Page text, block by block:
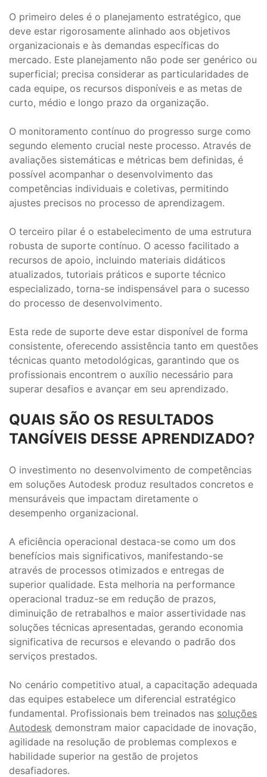
O primeiro deles é o planejamento estratégico, que
deve estar rigorosamente alinhado aos objetivos
organizacionais e às demandas específicas do
mercado. Este planejamento não pode ser genérico ou
superficial; precisa considerar as particularidades de
cada equipe, os recursos disponíveis e as metas de
curto, médio e longo prazo da organização.
O monitoramento contínuo do progresso surge como
segundo elemento crucial neste processo. Através de
avaliações sistemáticas e métricas bem definidas, é
possível acompanhar o desenvolvimento das
competências individuais e coletivas, permitindo
ajustes precisos no processo de aprendizagem.
O terceiro pilar é o estabelecimento de uma estrutura
robusta de suporte contínuo. O acesso facilitado a
recursos de apoio, incluindo materiais didáticos
atualizados, tutoriais práticos e suporte técnico
especializado, torna-se indispensável para o sucesso
do processo de desenvolvimento.
Esta rede de suporte deve estar disponível de forma
consistente, oferecendo assistência tanto em questões
técnicas quanto metodológicas, garantindo que os
profissionais encontrem o auxílio necessário para
superar desafios e avançar em seu aprendizado.
QUAIS SÃO OS RESULTADOS
TANGÍVEIS DESSE APRENDIZADO?
O investimento no desenvolvimento de competências
em soluções Autodesk produz resultados concretos e
mensuráveis que impactam diretamente o
desempenho organizacional.
A eficiência operacional destaca-se como um dos
benefícios mais significativos, manifestando-se
através de processos otimizados e entregas de
superior qualidade. Esta melhoria na performance
operacional traduz-se em redução de prazos,
diminuição de retrabalhos e maior assertividade nas
soluções técnicas apresentadas, gerando economia
significativa de recursos e elevando o padrão dos
serviços prestados.
No cenário competitivo atual, a capacitação adequada
das equipes estabelece um diferencial estratégico
fundamental. Profissionais bem treinados nas soluções
Autodesk demonstram maior capacidade de inovação,
agilidade na resolução de problemas complexos e
habilidade superior na gestão de projetos
desafiadores.